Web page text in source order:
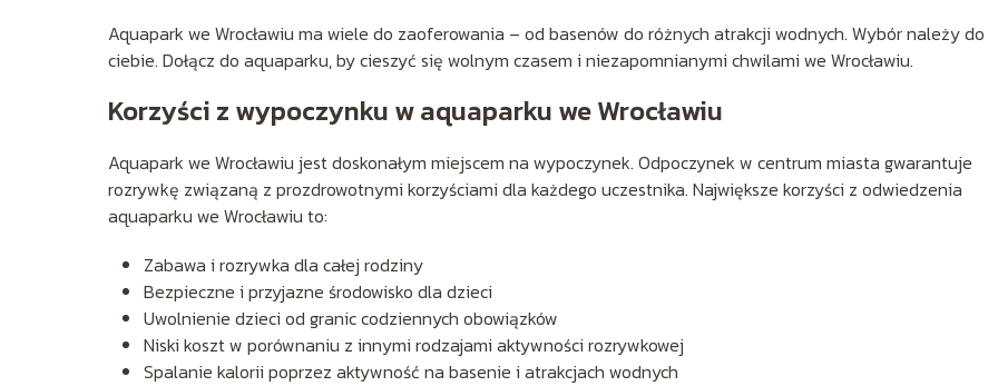
Aquapark we Wrocławiu ma wiele do zaoferowania – od basenów do różnych atrakcji wodnych. Wybór należy do
ciebie. Dołącz do aquaparku, by cieszyć się wolnym czasem i niezapomnianymi chwilami we Wrocławiu.
Korzyści z wypoczynku w aquaparku we Wrocławiu
Aquapark we Wrocławiu jest doskonałym miejscem na wypoczynek. Odpoczynek w centrum miasta gwarantuje
rozrywkę związaną z prozdrowotnymi korzyściami dla każdego uczestnika. Największe korzyści z odwiedzenia
aquaparku we Wrocławiu to:
Zabawa i rozrywka dla całej rodziny
Bezpieczne i przyjazne środowisko dla dzieci
Uwolnienie dzieci od granic codziennych obowiązków
Niski koszt w porównaniu z innymi rodzajami aktywności rozrywkowej
Spalanie kalorii poprzez aktywność na basenie i atrakcjach wodnych